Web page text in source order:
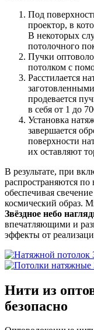
Под
проектор, в
В некоторых
потолочного
Пучки
потолком с
Расстилается
продевается
в себя от 1 до
Установка
завершается
поверхности
их оставляют
В результате, при
распространяются
обеспечивая
космический образ.
Звёздное небо
впечатляющими и
эффекты от
Нити из
безопасно